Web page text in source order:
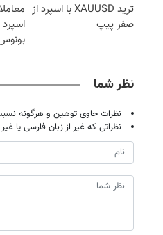
ترید XAUUSD با اسپرد از
صفر پیپ
نظر شما
نظرات حاوی توهین و هرگونه
نظراتی که غیر از زبان فارسی یا